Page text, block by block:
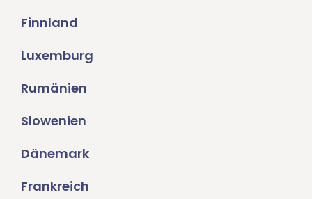
Finnland
Luxemburg
Rumänien
Slowenien
Dänemark
Frankreich